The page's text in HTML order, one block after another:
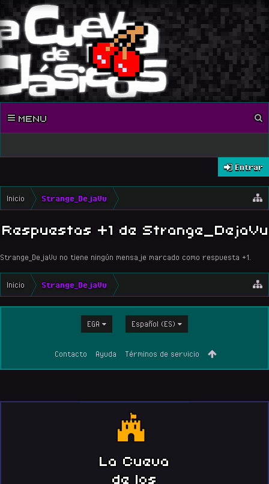
MENU
Entrar
Inicio Strange_DejaVu
Respuestas +1 de Strange_DejaVu
Strange_DejaVu no tiene ningún mensaje marcado como respuesta +1.
Inicio Strange_DejaVu
EGA Español (ES)
Contacto Ayuda Términos de servicio
La Cueva
de los